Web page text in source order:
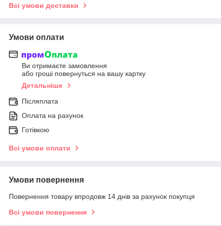
Всі умови доставки
Умови оплати
Ви отримаєте замовлення
або гроші повернуться на вашу картку
Детальніше
Післяплата
Оплата на рахунок
Готівкою
Всі умови оплати
Умови повернення
Повернення товару впродовж 14 днів за рахунок покупця
Всі умови повернення